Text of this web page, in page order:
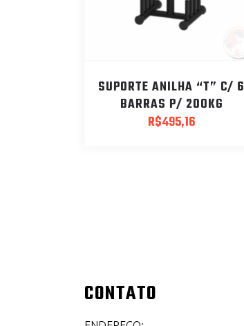
SUPORTE ANILHA “T” C/ 6
BARRAS P/ 200KG
R$495,16
CONTATO